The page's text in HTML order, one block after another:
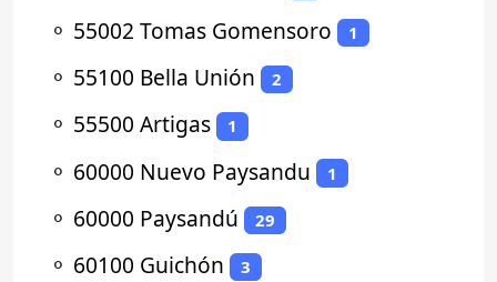
⚬ 55002 Tomas Gomensoro 1
⚬ 55100 Bella Unión 2
⚬ 55500 Artigas 1
⚬ 60000 Nuevo Paysandu 1
⚬ 60000 Paysandú 29
⚬ 60100 Guichón 3